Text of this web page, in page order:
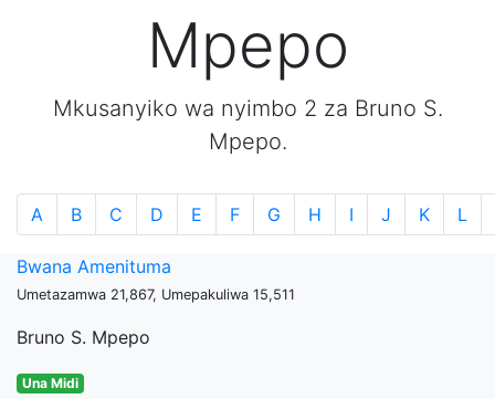
Mpepo
Mkusanyiko wa nyimbo 2 za Bruno S.
Mpepo.
A B C D E F G H I J K L
Bwana Amenituma
Umetazamwa 21,867, Umepakuliwa 15,511
Bruno S. Mpepo
Una Midi